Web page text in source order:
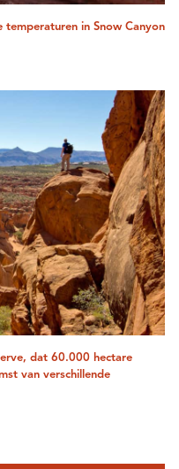
in Snow Canyon
dat 60.000 hectare
van verschillende